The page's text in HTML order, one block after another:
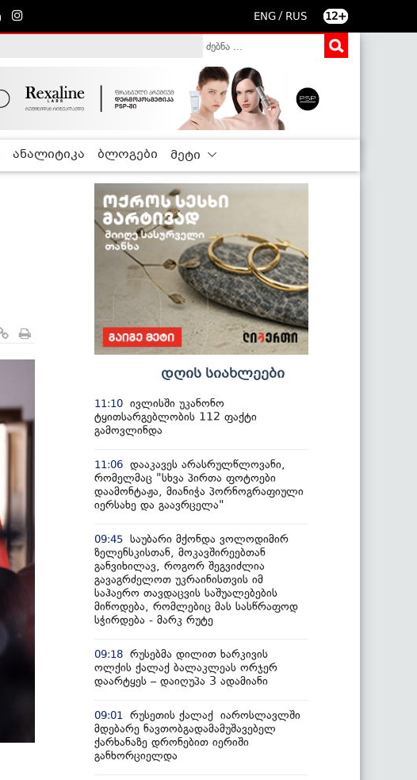
ENG / RUS 12+
ანალიტიკა ბლოგები მეტი
დღის სიახლეები
11:10 ივლისში უკანონო
ტყითსარგებლობის 112 ფაქტი
გამოვლინდა
11:06 დააკავეს არასრულწლოვანი,
რომელმაც "სხვა პირთა ფოტოები
დაამონტაჟა, მიანიჭა პორნოგრაფიული
იერსახე და გაავრცელა"
09:45 საუბარი მქონდა ვოლოდიმირ
ზელენსკისთან, მოკავშირეებთან
განვიხილავ, როგორ შეგვიძლია
გავაგრძელოთ უკრაინისთვის იმ
საჰაერო თავდაცვის საშუალებების
მიწოდება, რომლებიც მას სასწრაფოდ
სჭირდება - მარკ რუტე
09:18 რუსებმა დილით ხარკივის
ოლქის ქალაქ ბალაკლეას ორჯერ
დაარტყეს – დაიღუპა 3 ადამიანი
09:01
რუსეთის ქალაქ იაროსლავლში
მდებარე ნავთობგადამამუშავებელ
ქარხანაზე დრონებით იერიში
განხორციელდა